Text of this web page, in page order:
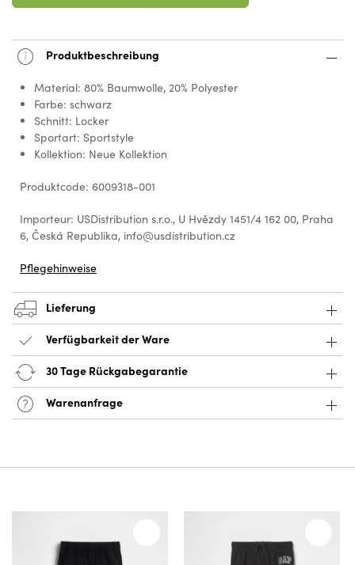
Produktbeschreibung
Material: 80% Baumwolle, 20% Polyester
Farbe: schwarz
Schnitt: Locker
Sportart: Sportstyle
Kollektion: Neue Kollektion
Produktcode: 6009318-001
Importeur: USDistribution s.r.o., U Hvězdy 1451/4 162 00, Praha
6, Česká Republika, info@usdistribution.cz
Pflegehinweise
Lieferung
Verfügbarkeit der Ware
30 Tage Rückgabegarantie
Warenanfrage